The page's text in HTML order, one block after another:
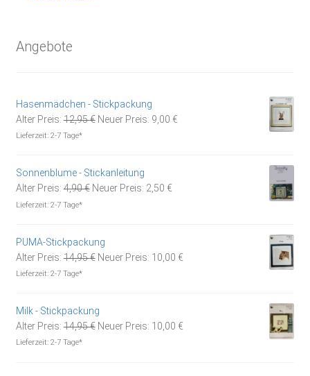
Angebote
Hasenmädchen - Stickpackung
Alter Preis: 12,95€ Ursprünglicher
Neuer Preis: 9,00 €Aktueller
Lieferzeit: 2-7 Tage*
Sonnenblume - Stickanleitung
Alter Preis: 4,90€ Ursprünglicher
Neuer Preis: 2,50 €Aktueller
Lieferzeit: 2-7 Tage*
PUMA-Stickpackung
Alter Preis: 14,95€ Ursprünglicher
Neuer Preis: 10,00 €Aktueller
Lieferzeit: 2-7 Tage*
Milk - Stickpackung
Alter Preis: 14,95€ Ursprünglicher
Neuer Preis: 10,00 €Aktueller
Lieferzeit: 2-7 Tage*